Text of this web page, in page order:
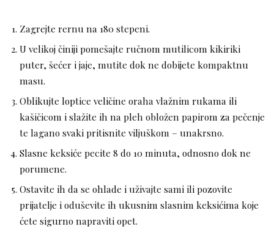
Zagrejte rernu na 180 stepeni.
U velikoj činiji pomešajte ručnom mutilicom kikiriki
puter, šećer i jaje, mutite dok ne dobijete kompaktnu
masu.
Oblikujte loptice veličine oraha vlažnim rukama ili
kašičicom i slažite ih na pleh obložen papirom za pečenje
te lagano svaki pritisnite viljuškom – unakrsno.
Slasne keksiće pecite 8 do 10 minuta, odnosno dok ne
porumene.
Ostavite ih da se ohlade i uživajte sami ili pozovite
prijatelje i oduševite ih ukusnim slasnim keksićima koje
ćete sigurno napraviti opet.